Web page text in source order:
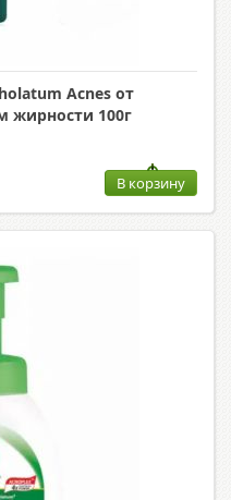
Acnes от
жирности 100г
В корзину